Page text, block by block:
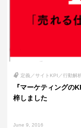
定義／サイトKPI／行動解
『マーケティング
梓しました
June 9, 2016